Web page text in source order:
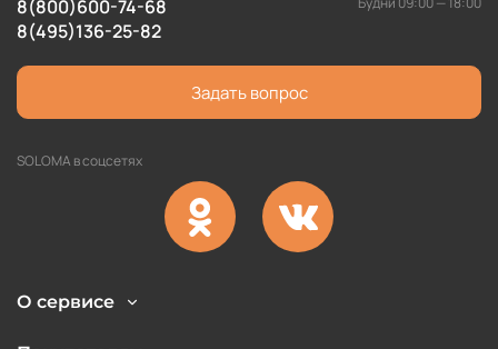
8(800)600-74-68
8(495)136-25-82
Задать вопрос
SOLOMA в соцсетях
О сервисе